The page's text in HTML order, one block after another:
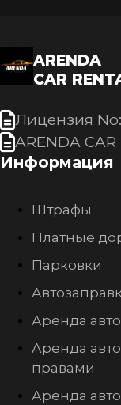
ARENDA
CAR
Лицензия No:
ARENDA CAR
Информация
Штрафы
Платные
Парковки
Аренда
Аренда
правами
Аренда